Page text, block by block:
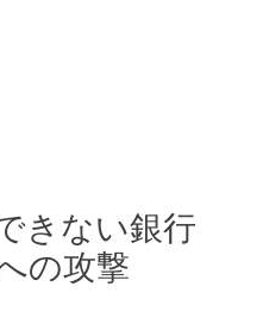
きない銀行
の攻撃